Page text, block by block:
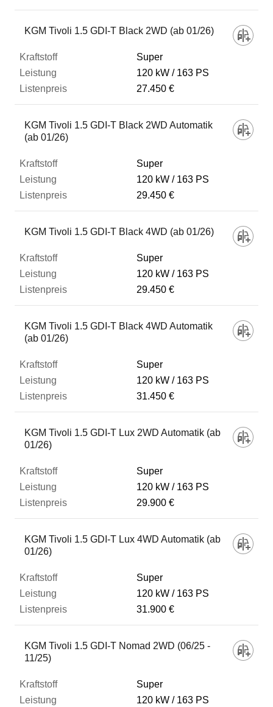
KGM Tivoli 1.5 GDI-T Black 2WD (ab 01/26)
Super
120 kW
163 PS
27.450 €
KGM Tivoli 1.5 GDI-T Black 2WD Automatik
(ab 01/26)
Super
120 kW
163 PS
29.450 €
KGM Tivoli 1.5 GDI-T Black 4WD (ab 01/26)
Super
120 kW
163 PS
29.450 €
KGM Tivoli 1.5 GDI-T Black 4WD Automatik
(ab 01/26)
Super
120 kW
163 PS
31.450 €
KGM Tivoli 1.5 GDI-T Lux 2WD Automatik (ab
01/26)
Super
120 kW
163 PS
29.900 €
KGM Tivoli 1.5 GDI-T Lux 4WD Automatik (ab
01/26)
Super
120 kW
163 PS
31.900 €
KGM Tivoli 1.5 GDI-T Nomad 2WD (06/25 -
11/25)
Super
120 kW
163 PS